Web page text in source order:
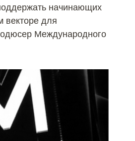
начинающих
векторе для
Международного